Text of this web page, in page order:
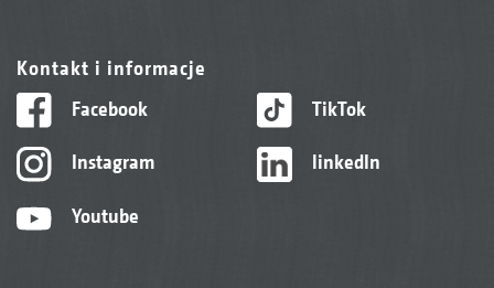
Kontakt i informacje
Facebook
Instagram
Youtube
TikTok
linkedIn